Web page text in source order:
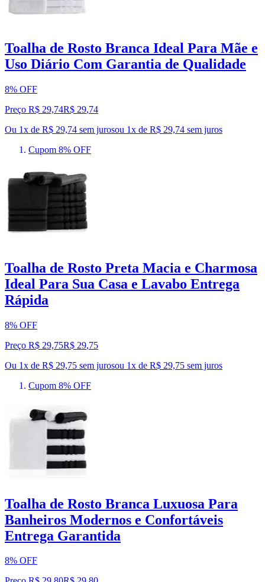
Toalha de Rosto Branca Ideal Para Mãe e
Uso Diário Com Garantia de Qualidade
8% OFF
Preço R$ 29,74R$ 29,74
Ou 1x de R$ 29,74 sem jurosou 1x de R$ 29,74 sem juros
Cupom 8% OFF
Toalha de Rosto Preta Macia e Charmosa
Ideal Para Sua Casa e Lavabo Entrega
Rápida
8% OFF
Preço R$ 29,75R$ 29,75
Ou 1x de R$ 29,75 sem jurosou 1x de R$ 29,75 sem juros
Cupom 8% OFF
Toalha de Rosto Branca Luxuosa Para
Banheiros Modernos e Confortáveis
Entrega Garantida
8% OFF